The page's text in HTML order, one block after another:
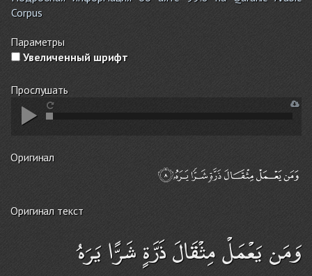
Corpus
Параметры
Увеличенный шрифт
Прослушать
Оригинал
Оригинал текст
وَمَن يَعْمَلْ مِثْقَالَ ذَرَّةٍ شَرًّا يَرَهُ